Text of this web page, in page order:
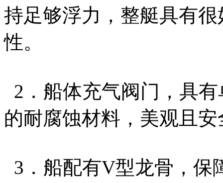
持足够浮力，整艇具有
性。
2．船体充气阀门，具
的耐腐蚀材料，美观且安
3．船配有V型龙骨，保